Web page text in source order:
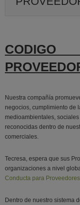
Nuestra compañía
negocios, cumplimiento de
medioambientales,
reconocidas dentro de
comerciales.
Tecresa, espera que sus
organizaciones a nivel
Conducta para Proveedores
Dentro de nuestro sistema